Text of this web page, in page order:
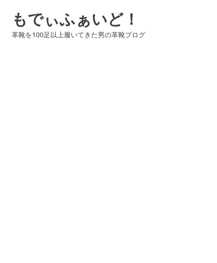
もでぃふぁいど！
革靴を100足以上履いてきた男の革靴ブログ